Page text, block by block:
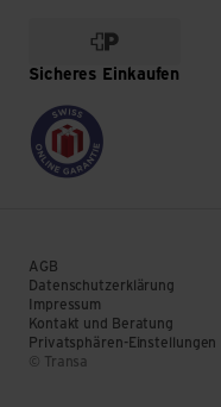
Sicheres Einkaufen
© Transa
AGB
Datenschutzerklärung
Impressum
Kontakt und Beratung
Privatsphären-Einstellungen